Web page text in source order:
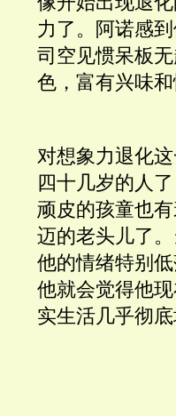
力了。阿诺感
司空见惯呆板
色，富有兴味和
对想象力退化
四十几岁的人
顽皮的孩童也
迈的老头儿了
他的情绪特别
他就会觉得他
实生活几乎彻